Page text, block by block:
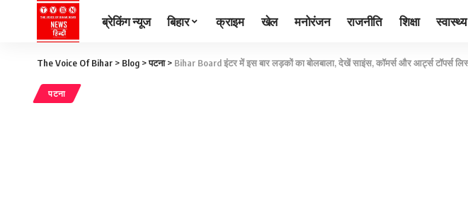
ब्रेकिंग न्यूज बिहार क्राइम खेल मनोरंजन राजनीति शिक्षा स्वास्थ्य
The Voice Of Bihar > Blog >पटना> Bihar Board इंटर में इस बार लड़कों का बोलबाला, देखें साइंस, कॉमर्स और आर्ट्स टॉपर्स
पटना